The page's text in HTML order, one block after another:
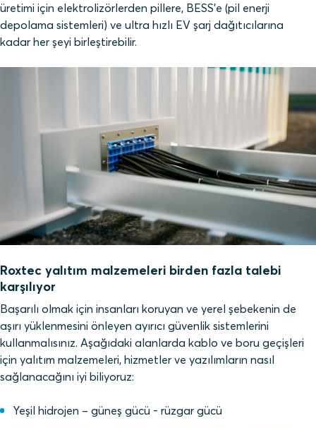
üretimi için elektrolizörlerden pillere, BESS'e (pil enerji
depolama sistemleri) ve ultra hızlı EV şarj dağıtıcılarına
kadar her şeyi birleştirebilir.
Roxtec yalıtım malzemeleri birden fazla talebi
karşılıyor
Başarılı olmak için insanları koruyan ve yerel şebekenin de
aşırı yüklenmesini önleyen ayırıcı güvenlik sistemlerini
kullanmalısınız. Aşağıdaki alanlarda kablo ve boru geçişleri
için yalıtım malzemeleri, hizmetler ve yazılımların nasıl
sağlanacağını iyi biliyoruz:
Yeşil hidrojen – güneş gücü - rüzgar gücü